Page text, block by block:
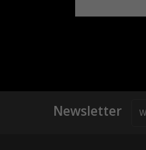
Newsletter